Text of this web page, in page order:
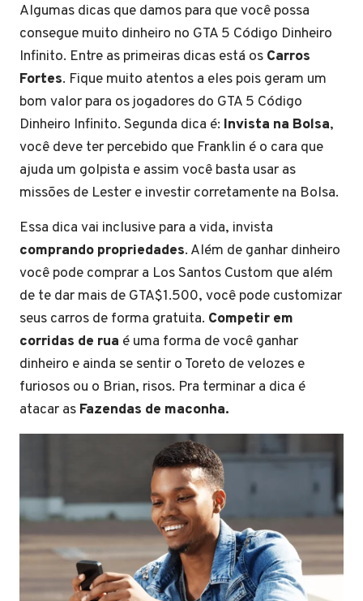
Algumas dicas que damos para que você possa
consegue muito dinheiro no GTA 5 Código Dinheiro
Infinito. Entre as primeiras dicas está os Carros
Fortes. Fique muito atentos a eles pois geram um
bom valor para os jogadores do GTA 5 Código
Dinheiro Infinito. Segunda dica é: Invista na Bolsa,
você deve ter percebido que Franklin é o cara que
ajuda um golpista e assim você basta usar as
missões de Lester e investir corretamente na Bolsa.
Essa dica vai inclusive para a vida, invista
comprando propriedades. Além de ganhar dinheiro
você pode comprar a Los Santos Custom que além
de te dar mais de GTA$1.500, você pode customizar
seus carros de forma gratuita. Competir em
corridas de rua é uma forma de você ganhar
dinheiro e ainda se sentir o Toreto de velozes e
furiosos ou o Brian, risos. Pra terminar a dica é
atacar as Fazendas de maconha.